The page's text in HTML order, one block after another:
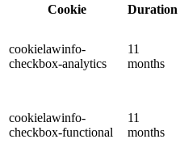
Cookie
Duration
cookielawinfo-
checkbox-analytics
11
months
cookielawinfo-
checkbox-functional
11
months